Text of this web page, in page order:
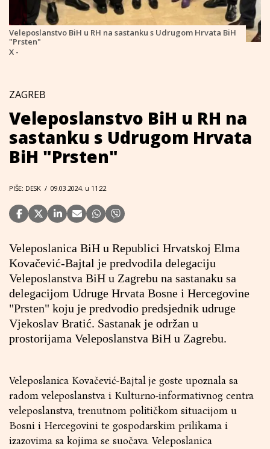
Veleposlanstvo BiH u RH na sastanku s Udrugom Hrvata BiH
"Prsten"
X -
ZAGREB
Veleposlanstvo BiH u RH na
sastanku s Udrugom Hrvata
BiH "Prsten"
PIŠE: DESK / 09.03.2024. u 11:22
Veleposlanica BiH u Republici Hrvatskoj Elma
Kovačević-Bajtal je predvodila delegaciju
Veleposlanstva BiH u Zagrebu na sastanaku sa
delegacijom Udruge Hrvata Bosne i Hercegovine
"Prsten" koju je predvodio predsjednik udruge
Vjekoslav Bratić. Sastanak je održan u
prostorijama Veleposlanstva BiH u Zagrebu.
Veleposlanica Kovačević-Bajtal je goste upoznala sa
radom veleposlanstva i Kulturno-informativnog centra
veleposlanstva, trenutnom političkom situacijom u
Bosni i Hercegovini te gospodarskim prilikama i
izazovima sa kojima se suočava. Veleposlanica